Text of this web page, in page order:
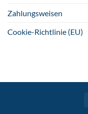
Zahlungsweisen
Cookie-Richtlinie (EU)